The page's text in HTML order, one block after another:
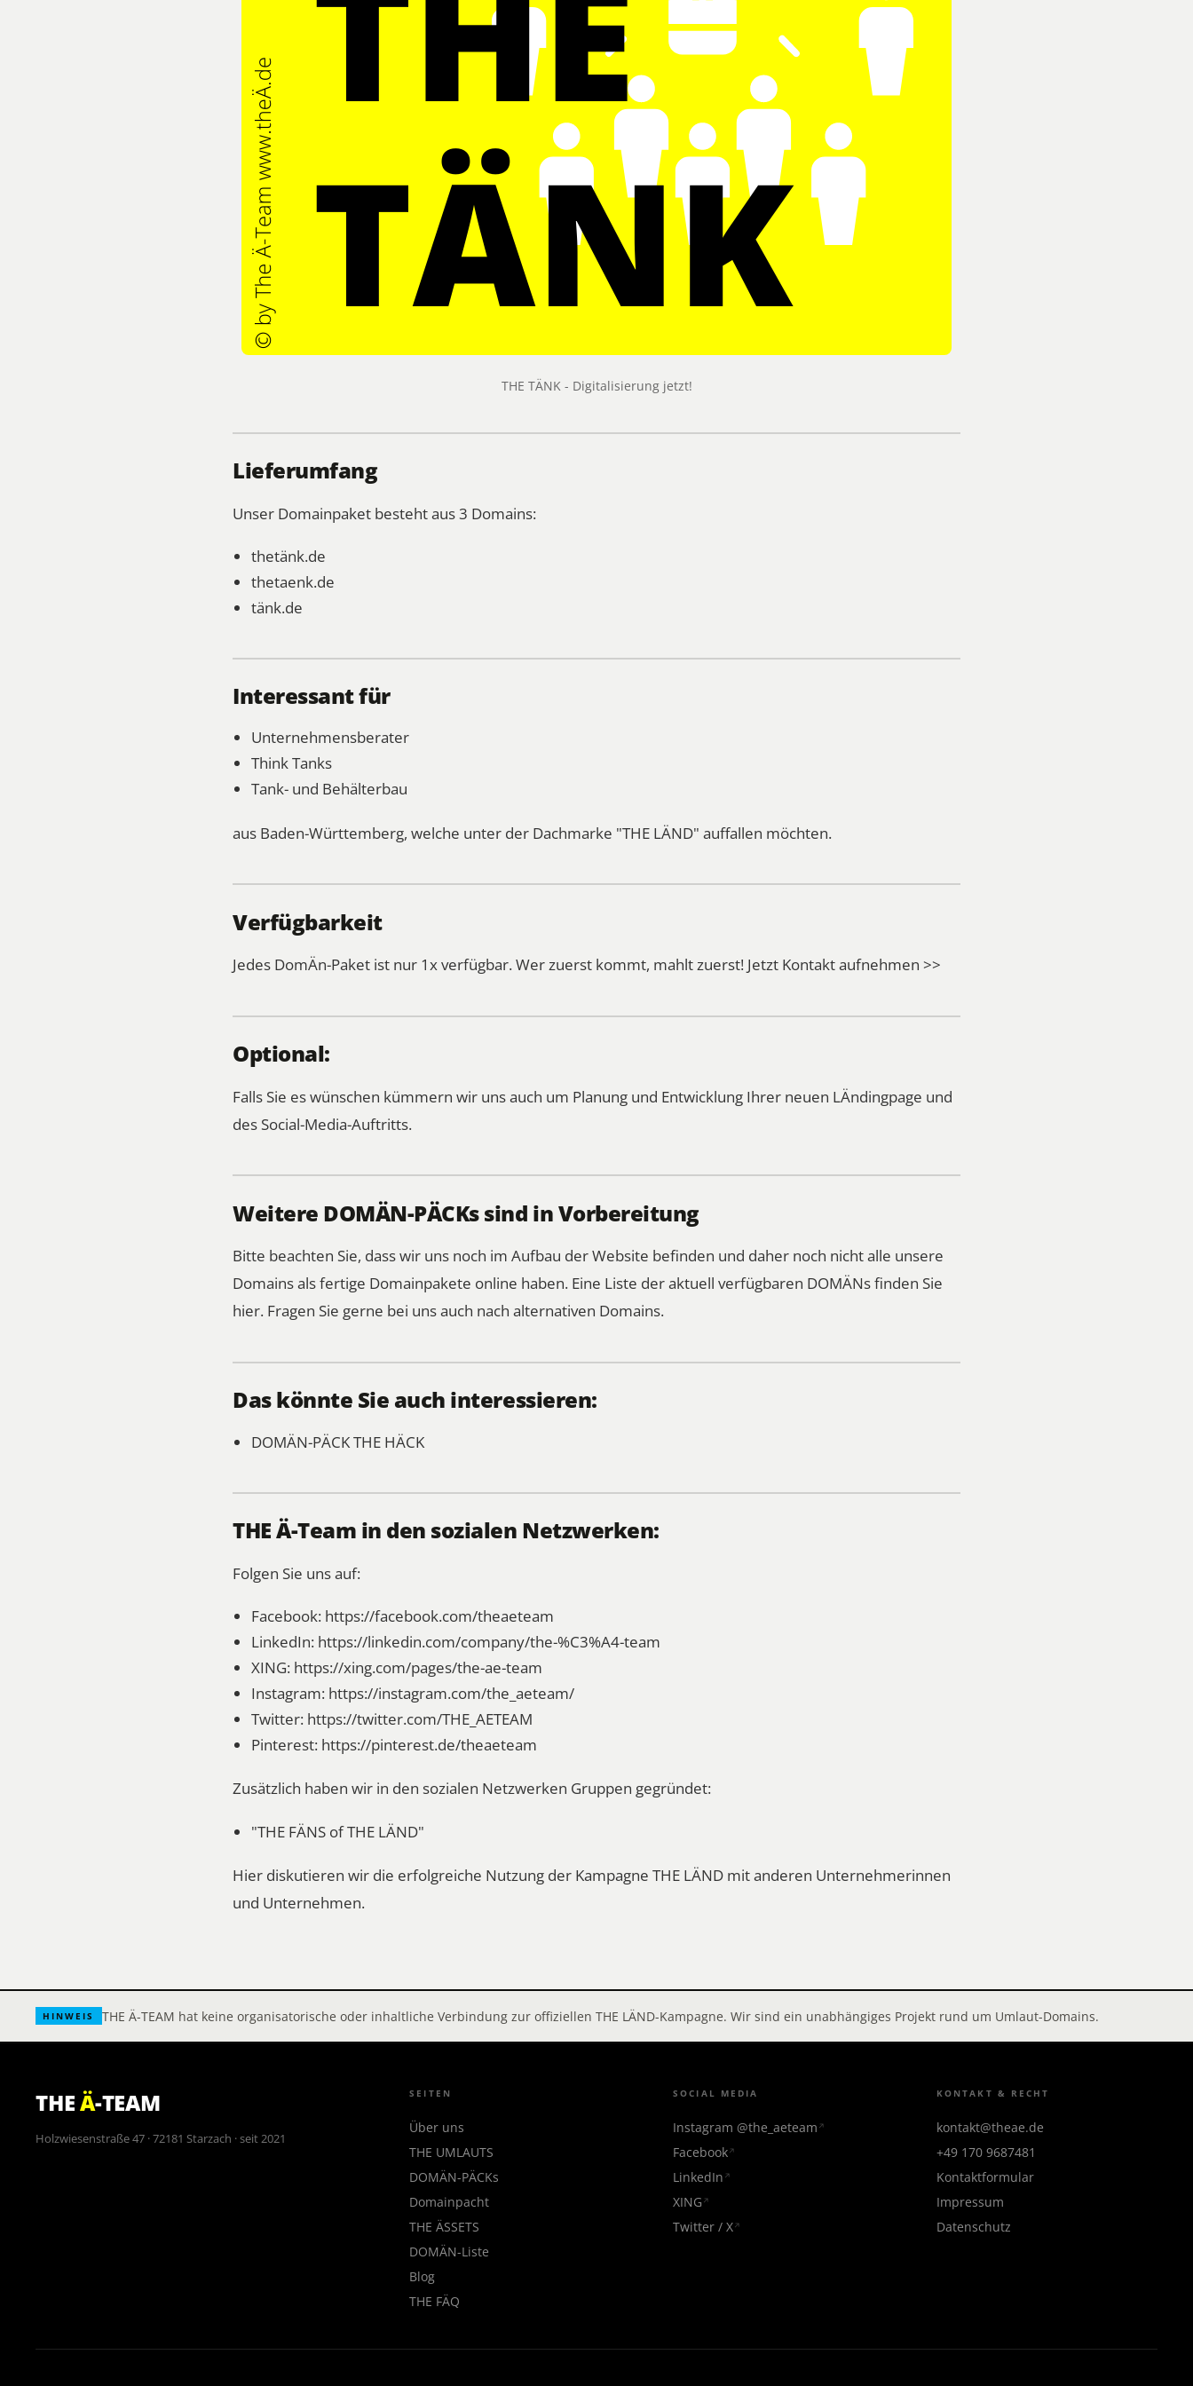
THE TÄNK - Digitalisierung jetzt!
Lieferumfang
Unser Domainpaket besteht aus 3 Domains:
thetänk.de
thetaenk.de
tänk.de
Interessant für
Unternehmensberater
Think Tanks
Tank- und Behälterbau
aus Baden-Württemberg, welche unter der Dachmarke "THE LÄND" auffallen möchten.
Verfügbarkeit
Jedes DomÄn-Paket ist nur 1x verfügbar. Wer zuerst kommt, mahlt zuerst! Jetzt Kontakt aufnehmen >>
Optional:
Falls Sie es wünschen kümmern wir uns auch um Planung und Entwicklung Ihrer neuen LÄndingpage und
des Social-Media-Auftritts.
Weitere DOMÄN-PÄCKs sind in Vorbereitung
Bitte beachten Sie, dass wir uns noch im Aufbau der Website befinden und daher noch nicht alle unsere
Domains als fertige Domainpakete online haben. Eine Liste der aktuell verfügbaren DOMÄNs finden Sie
hier. Fragen Sie gerne bei uns auch nach alternativen Domains.
Das könnte Sie auch interessieren:
DOMÄN-PÄCKTHE HÄCK
THE Ä-Team in den sozialen Netzwerken:
Folgen Sie uns auf:
Facebook: https://facebook.com/theaeteam
LinkedIn: https://linkedin.com/company/the-%C3%A4-team
XING: https://xing.com/pages/the-ae-team
Instagram: https://instagram.com/the_aeteam/
Twitter: https://twitter.com/THE_AETEAM
Pinterest: https://pinterest.de/theaeteam
Zusätzlich haben wir in den sozialen Netzwerken Gruppen gegründet:
"THE FÄNS of THE LÄND"
Hier diskutieren wir die erfolgreiche Nutzung der Kampagne THE LÄND mit anderen Unternehmerinnen
und Unternehmen.
HINWEIS THE Ä-TEAM hat keine organisatorische oder inhaltliche Verbindung zur offiziellen THE LÄND-Kampagne. Wir sind ein unabhängiges Projekt rund um Umlaut-Domains.
THEÄ-TEAM
Holzwiesenstraße 47 · 72181 Starzach · seit 2021
SEITEN
Über uns
THE UMLAUTS
DOMÄN-PÄCKs
Domainpacht
THE ÄSSETS
DOMÄN-Liste
Blog
THE FÄQ
SOCIAL MEDIA
Instagram @the_aeteam
Facebook
LinkedIn
XING
Twitter / X
KONTAKT & RECHT
kontakt@theae.de
+49 170 9687481
Kontaktformular
Impressum
Datenschutz